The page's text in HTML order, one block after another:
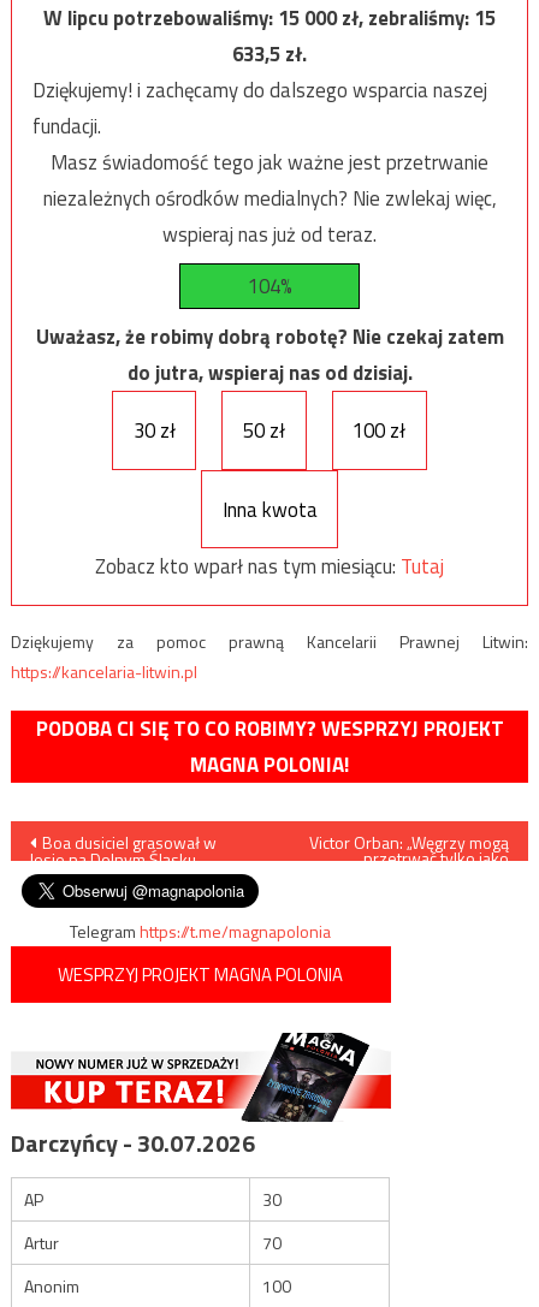
W lipcu potrzebowaliśmy:15 000zł, zebraliśmy:15
633,5zł.
Dziękujemy! i zachęcamy do dalszego wsparcia naszej
fundacji.
Masz świadomość tego jak ważne jest przetrwanie
niezależnych ośrodków medialnych? Nie zwlekaj więc,
wspieraj nas już od teraz.
104%
Uważasz, że robimy dobrą robotę? Nie czekaj zatem
do jutra, wspieraj nas od dzisiaj.
30 zł
50 zł 100 zł
Inna kwota
Zobacz kto wparł nas tym miesiącu: Tutaj
Dziękujemy za pomoc prawną Kancelarii Prawnej Litwin:
https://kancelaria-litwin.pl
PODOBA CI SIĘ TO CO ROBIMY? WESPRZYJ PROJEKT
MAGNA POLONIA!
Nawigacja
wpisu
Boa dusiciel grasował w
lesie na Dolnym Śląsku
Victor Orban: „Węgrzy mogą
przetrwać tylko jako
Telegramhttps://t.me/magnapolonia
WESPRZYJ PROJEKT MAGNA POLONIA
Darczyńcy - 30.07.2026
AP
30
Artur
70
Anonim
100